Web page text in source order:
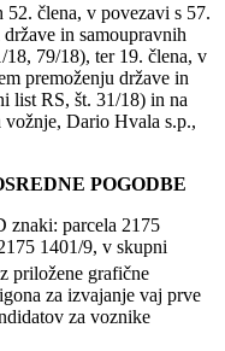
člena, v povezavi s 57.
in samoupravnih
79/18), ter 19. člena, v
premoženju države in
list RS, št. 31/18) in na
Dario Hvala s.p.,
POGODBE
znaki: parcela 2175
1401/9, v skupni
priložene grafične
za izvajanje vaj prve
za voznike